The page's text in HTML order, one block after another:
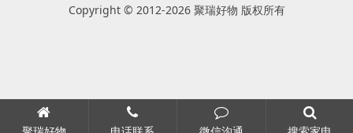
Copyright © 2012-2026 聚瑞好物 版权所有